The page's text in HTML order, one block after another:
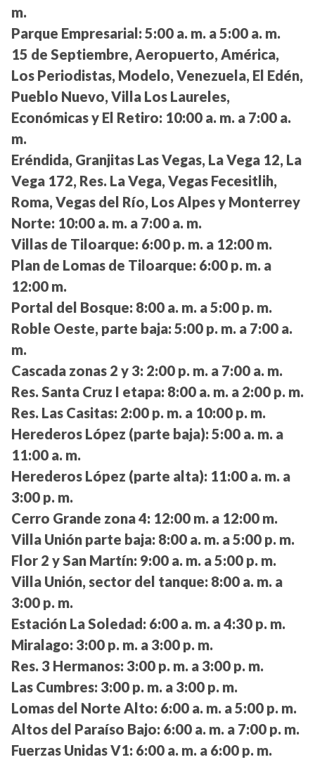
m.
Parque Empresarial: 5:00 a. m. a 5:00 a. m.
15 de Septiembre, Aeropuerto, América,
Los Periodistas, Modelo, Venezuela, El Edén,
Pueblo Nuevo, Villa Los Laureles,
Económicas y El Retiro: 10:00 a. m. a 7:00 a.
m.
Eréndida, Granjitas Las Vegas, La Vega 12, La
Vega 172, Res. La Vega, Vegas Fecesitlih,
Roma, Vegas del Río, Los Alpes y Monterrey
Norte: 10:00 a. m. a 7:00 a. m.
Villas de Tiloarque: 6:00 p. m. a 12:00 m.
Plan de Lomas de Tiloarque: 6:00 p. m. a
12:00 m.
Portal del Bosque: 8:00 a. m. a 5:00 p. m.
Roble Oeste, parte baja: 5:00 p. m. a 7:00 a.
m.
Cascada zonas 2 y 3: 2:00 p. m. a 7:00 a. m.
Res. Santa Cruz I etapa: 8:00 a. m. a 2:00 p. m.
Res. Las Casitas: 2:00 p. m. a 10:00 p. m.
Herederos López (parte baja): 5:00 a. m. a
11:00 a. m.
Herederos López (parte alta): 11:00 a. m. a
3:00 p. m.
Cerro Grande zona 4: 12:00 m. a 12:00 m.
Villa Unión parte baja: 8:00 a. m. a 5:00 p. m.
Flor 2 y San Martín: 9:00 a. m. a 5:00 p. m.
Villa Unión, sector del tanque: 8:00 a. m. a
3:00 p. m.
Estación La Soledad: 6:00 a. m. a 4:30 p. m.
Miralago: 3:00 p. m. a 3:00 p. m.
Res. 3 Hermanos: 3:00 p. m. a 3:00 p. m.
Las Cumbres: 3:00 p. m. a 3:00 p. m.
Lomas del Norte Alto: 6:00 a. m. a 5:00 p. m.
Altos del Paraíso Bajo: 6:00 a. m. a 7:00 p. m.
Fuerzas Unidas V1: 6:00 a. m. a 6:00 p. m.